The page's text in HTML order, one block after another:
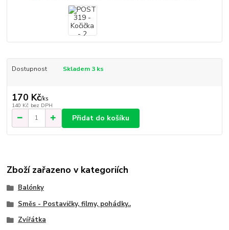
Dostupnost Skladem 3 ks
170 Kč/ks
140 Kč bez DPH
Přidat do košíku
Zboží zařazeno v kategoriích
Balónky
Směs - Postavičky, filmy, pohádky..
Zvířátka